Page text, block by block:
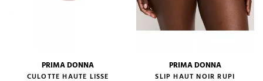
PRIMA DONNA
CULOTTE HAUTE LISSE
PRIMA DONNA
SLIP HAUT NOIR RUPI